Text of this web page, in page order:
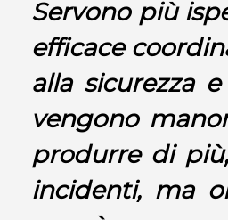
Servono più
efficace
alla sicurezza
vengono
produrre di
incidenti, ma